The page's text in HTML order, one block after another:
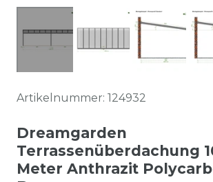
Artikelnummer: 124932
Dreamgarden
Terrassenüberdachung
Meter Anthrazit